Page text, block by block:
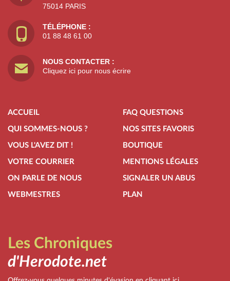
75014 PARIS
TÉLÉPHONE :
01 88 48 61 00
NOUS CONTACTER :
Cliquez ici pour nous écrire
ACCUEIL
QUI SOMMES-NOUS ?
VOUS L'AVEZ DIT !
VOTRE COURRIER
ON PARLE DE NOUS
WEBMESTRES
FAQ QUESTIONS
NOS SITES FAVORIS
BOUTIQUE
MENTIONS LÉGALES
SIGNALER UN ABUS
PLAN
Les Chroniques
d'Herodote.net